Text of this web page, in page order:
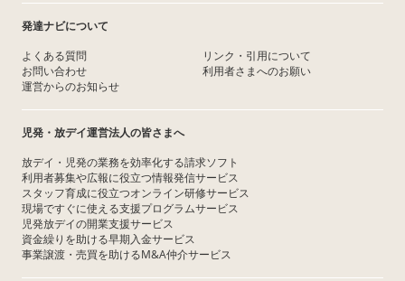
発達ナビについて
よくある質問
お問い合わせ
運営からのお知らせ
リンク・引用について
利用者さまへのお願い
児発・放デイ運営法人の皆さまへ
放デイ・児発の業務を効率化する請求ソフト
利用者募集や広報に役立つ情報発信サービス
スタッフ育成に役立つオンライン研修サービス
現場ですぐに使える支援プログラムサービス
児発放デイの開業支援サービス
資金繰りを助ける早期入金サービス
事業譲渡・売買を助けるM&A仲介サービス